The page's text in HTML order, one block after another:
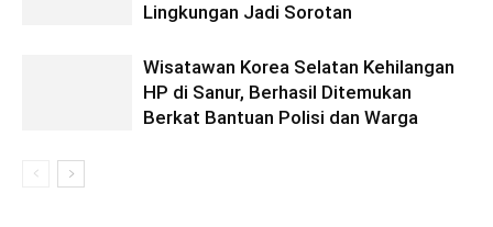
Lingkungan Jadi Sorotan
Wisatawan Korea Selatan Kehilangan
HP di Sanur, Berhasil Ditemukan
Berkat Bantuan Polisi dan Warga